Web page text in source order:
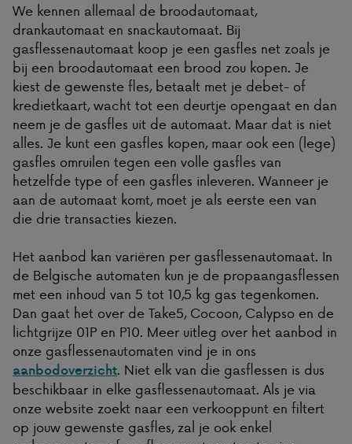
We kennen allemaal de broodautomaat,
drankautomaat en snackautomaat. Bij
gasflessenautomaat koop je een gasfles net zoals je
bij een broodautomaat een brood zou kopen. Je
kiest de gewenste fles, betaalt met je debet- of
kredietkaart, wacht tot een deurtje opengaat en dan
neem je de gasfles uit de automaat. Maar dat is niet
alles. Je kunt een gasfles kopen, maar ook een (lege)
gasfles omruilen tegen een volle gasfles van
hetzelfde type of een gasfles inleveren. Wanneer je
aan de automaat komt, moet je als eerste een van
die drie transacties kiezen.
Het aanbod kan variëren per gasflessenautomaat. In
de Belgische automaten kun je de propaangasflessen
met een inhoud van 5 tot 10,5 kg gas tegenkomen.
Dan gaat het over de Take5, Cocoon, Calypso en de
lichtgrijze 01P en P10. Meer uitleg over het aanbod in
onze gasflessenautomaten vind je in ons
aanbodoverzicht. Niet elk van die gasflessen is dus
beschikbaar in elke gasflessenautomaat. Als je via
onze website zoekt naar een verkooppunt en filtert
op jouw gewenste gasfles, zal je ook enkel